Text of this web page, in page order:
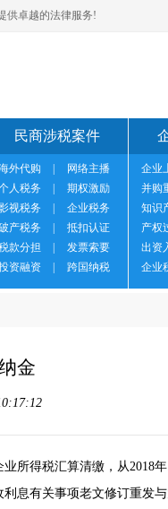
供卓越的法律服务!
民商涉税案件
外代购
网络主播
人税务
期权激励
视税务
企业税务
产税务
抵扣认证
款分担
发票索要
资融资
跨国纳税
企业
并购
知识
产权
出资
企业
金
所得税汇算清缴，从2018
息有关事项老文修订重发与